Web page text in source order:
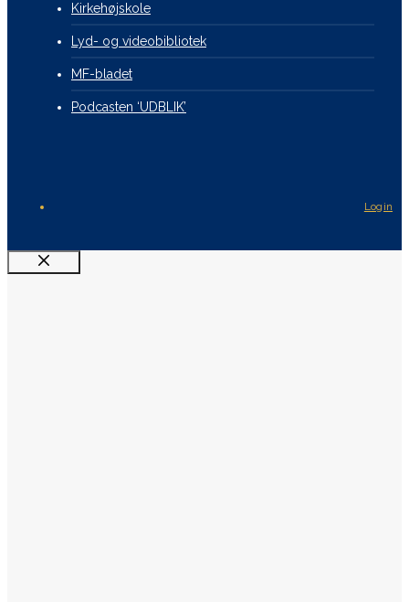
Kirkehøjskole
Lyd- og videobibliotek
MF-bladet
Podcasten ‘UDBLIK’
Login
Luk